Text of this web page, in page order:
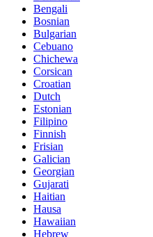
Bengali
Bosnian
Bulgarian
Cebuano
Chichewa
Corsican
Croatian
Dutch
Estonian
Filipino
Finnish
Frisian
Galician
Georgian
Gujarati
Haitian
Hausa
Hawaiian
Hebrew